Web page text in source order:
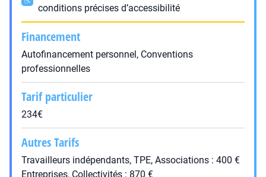
conditions précises d’accessibilité
Financement
Autofinancement personnel, Conventions
professionnelles
Tarif particulier
234€
Autres Tarifs
Travailleurs indépendants, TPE, Associations : 400 €
Entreprises, Collectivités : 870 €